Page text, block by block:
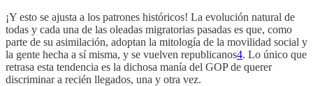
¡Y esto se ajusta a los patrones históricos! La evolución natural de
todas y cada una de las oleadas migratorias pasadas es que, como
parte de su asimilación, adoptan la mitología de la movilidad social y
la gente hecha a sí misma, y se vuelven republicanos4. Lo único que
retrasa esta tendencia es la dichosa manía del GOP de querer
discriminar a recién llegados, una y otra vez.